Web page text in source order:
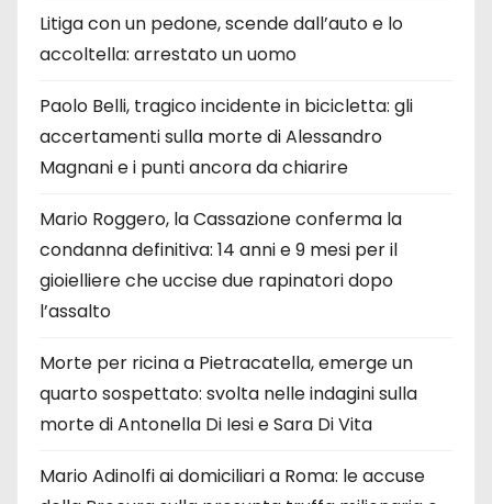
Litiga con un pedone, scende dall’auto e lo
accoltella: arrestato un uomo
Paolo Belli, tragico incidente in bicicletta: gli
accertamenti sulla morte di Alessandro
Magnani e i punti ancora da chiarire
Mario Roggero, la Cassazione conferma la
condanna definitiva: 14 anni e 9 mesi per il
gioielliere che uccise due rapinatori dopo
l’assalto
Morte per ricina a Pietracatella, emerge un
quarto sospettato: svolta nelle indagini sulla
morte di Antonella Di Iesi e Sara Di Vita
Mario Adinolfi ai domiciliari a Roma: le accuse